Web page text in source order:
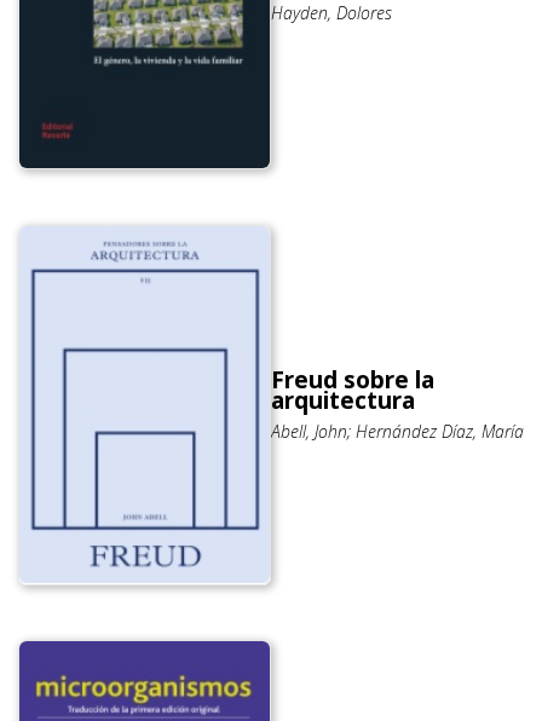
Hayden, Dolores
Freud sobre la
arquitectura
Abell, John; Hernández Díaz, María